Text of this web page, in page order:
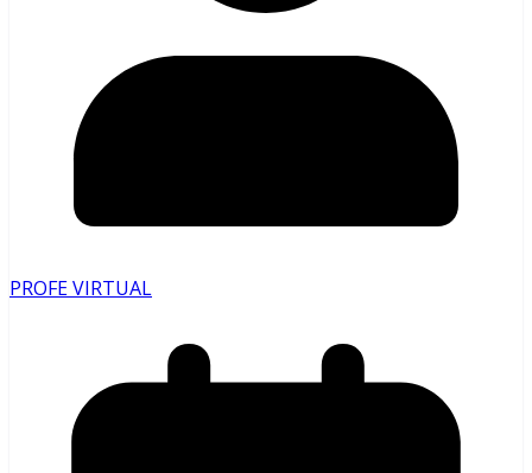
PROFE VIRTUAL